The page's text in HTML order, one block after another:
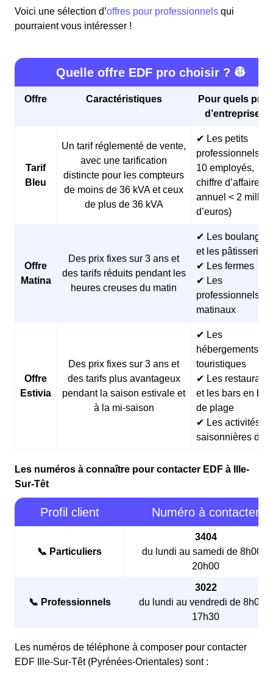
Voici une sélection d’offres pour professionnels qui
pourraient vous intéresser !
Quelle offre EDF pro choisir ? 👷
Offre Caractéristiques
Pour quels
d’entreprises
Tarif
Bleu
Un tarif réglementé de vente,
avec une tarification
distincte pour les compteurs
de moins de 36 kVA et ceux
de plus de 36 kVA
✔ Les petits
professionnels (<
10 employés,
chiffre d’affaires
annuel < 2
d’euros)
Offre
Matina
Des prix fixes sur 3 ans et
des tarifs réduits pendant les
heures creuses du matin
✔ Les
et les pâtisseries
✔ Les fermes
✔ Les
professionnels
matinaux
Offre
Estivia
Des prix fixes sur 3 ans et
des tarifs plus avantageux
pendant la saison estivale et
à la mi-saison
✔ Les
hébergements
touristiques
✔ Les restaurants
et les bars en
de plage
✔ Les activités
saisonnières
Les numéros à connaître pour contacter EDF à Ille-
Sur-Têt
Profil client Numéro à contacter
📞 Particuliers
3404
du lundi au samedi de 8h00 à
20h00
📞 Professionnels
3022
du lundi au vendredi de 8h00 à
17h30
Les numéros de téléphone à composer pour contacter
EDF Ille-Sur-Têt (Pyrénées-Orientales) sont :